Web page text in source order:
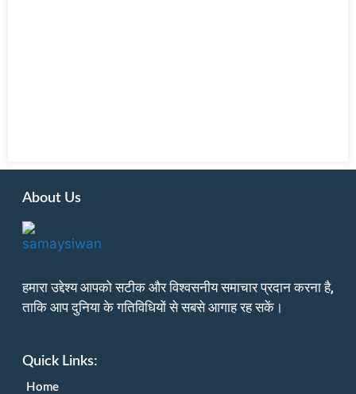
About Us
हमारा उद्देश्य आपको सटीक और विश्वसनीय समाचार प्रदान करना है,
ताकि आप दुनिया के गतिविधियों से सबसे आगाह रह सकें।
Quick Links:
Home